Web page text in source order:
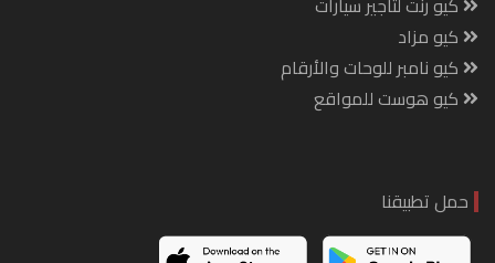
كيو مزاد
كيو نامبر للوحات والأرقام
كيو هوست للمواقع
حمل تطبيقنا